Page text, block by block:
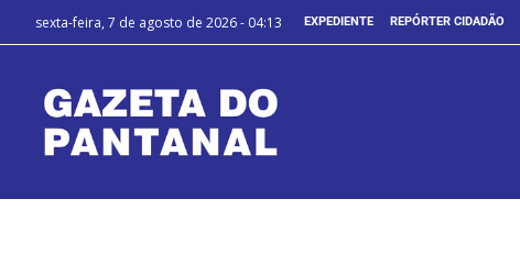
sexta-feira, 7 de agosto de 2026 - 04:13 EXPEDIENTE REPÓRTER CIDADÃO